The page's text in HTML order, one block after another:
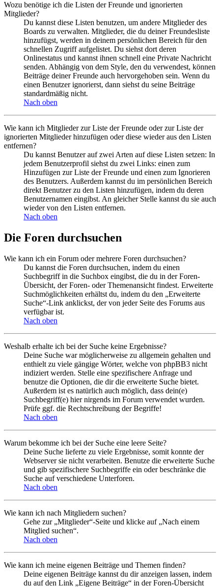
Wozu benötige ich die Listen der Freunde und ignorierten
Mitglieder?
Du kannst diese Listen benutzen, um andere Mitglieder des
Boards zu verwalten. Mitglieder, die du deiner Freundesliste
hinzufügst, werden in deinem persönlichen Bereich für den
schnellen Zugriff aufgelistet. Du siehst dort deren
Onlinestatus und kannst ihnen schnell eine Private Nachricht
senden. Abhängig von dem Style, den du verwendest, können
Beiträge deiner Freunde auch hervorgehoben sein. Wenn du
einen Benutzer ignorierst, dann siehst du seine Beiträge
standardmäßig nicht.
Nach oben
Wie kann ich Mitglieder zur Liste der Freunde oder zur Liste der
ignorierten Mitglieder hinzufügen oder diese wieder aus den Listen
entfernen?
Du kannst Benutzer auf zwei Arten auf diese Listen setzen: In
jedem Benutzerprofil siehst du zwei Links: einen zum
Hinzufügen zur Liste der Freunde und einen zum Ignorieren
des Benutzers. Außerdem kannst du im persönlichen Bereich
direkt Benutzer zu den Listen hinzufügen, indem du deren
Benutzernamen eingibst. An gleicher Stelle kannst du sie auch
wieder von den Listen entfernen.
Nach oben
Die Foren durchsuchen
Wie kann ich ein Forum oder mehrere Foren durchsuchen?
Du kannst die Foren durchsuchen, indem du einen
Suchbegriff in die Suchbox eingibst, die du in der Foren-
Übersicht, der Foren- oder Themenansicht findest. Erweiterte
Suchmöglichkeiten erhältst du, indem du den „Erweiterte
Suche“-Link anklickst, der von jeder Seite des Forums aus
verfügbar ist.
Nach oben
Weshalb erhalte ich bei der Suche keine Ergebnisse?
Deine Suche war möglicherweise zu allgemein gehalten und
enthielt zu viele gängige Wörter, welche von phpBB3 nicht
indiziert werden. Stelle eine spezifischere Anfrage und
benutze die Optionen, die dir die erweiterte Suche bietet.
Außerdem ist es natürlich auch möglich, dass dein(e)
Suchbegriff(e) hier nirgends im Forum verwendet wurden.
Prüfe ggf. die Rechtschreibung der Begriffe!
Nach oben
Warum bekomme ich bei der Suche eine leere Seite?
Deine Suche lieferte zu viele Ergebnisse, somit konnte der
Webserver sie nicht verarbeiten. Benutze die erweiterte Suche
und gib spezifischere Suchbegriffe ein oder beschränke die
Suche auf verschiedene Unterforen.
Nach oben
Wie kann ich nach Mitgliedern suchen?
Gehe zur „Mitglieder“-Seite und klicke auf „Nach einem
Mitglied suchen“.
Nach oben
Wie kann ich meine eigenen Beiträge und Themen finden?
Deine eigenen Beiträge kannst du dir anzeigen lassen, indem
du auf den Link „Eigene Beiträge“ in der Foren-Übersicht